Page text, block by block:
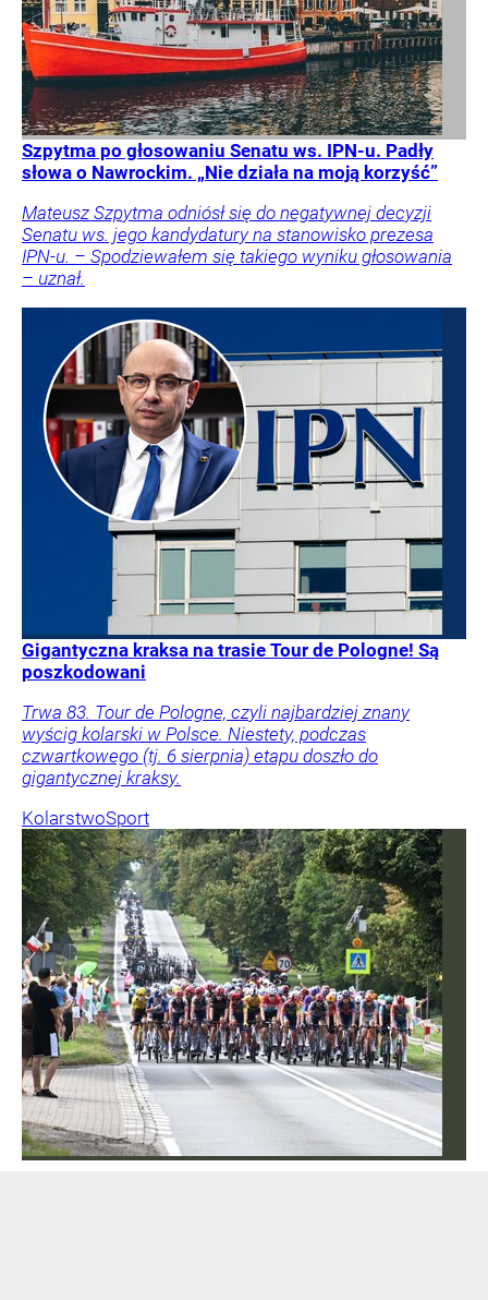
Szpytma po głosowaniu Senatu ws. IPN-u. Padły
słowa o Nawrockim. „Nie działa na moją korzyść”
Mateusz Szpytma odniósł się do negatywnej decyzji
Senatu ws. jego kandydatury na stanowisko prezesa
IPN-u. – Spodziewałem się takiego wyniku głosowania
– uznał.
Gigantyczna kraksa na trasie Tour de Pologne! Są
poszkodowani
Trwa 83. Tour de Pologne, czyli najbardziej znany
wyścig kolarski w Polsce. Niestety, podczas
czwartkowego (tj. 6 sierpnia) etapu doszło do
gigantycznej kraksy.
KolarstwoSport